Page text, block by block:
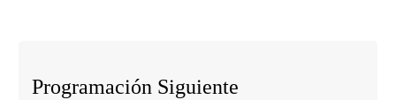
Programación Siguiente